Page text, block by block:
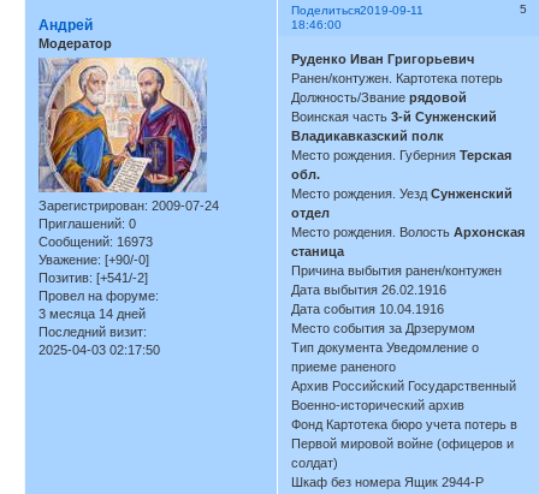
Поделиться 5
2019-09-11
18:46:00
Андрей
Модератор
Зарегистрирован: 2009-07-24
Приглашений: 0
Сообщений: 16973
Уважение: [+90/-0]
Позитив: [+541/-2]
Провел на форуме:
3 месяца 14 дней
Последний визит:
2025-04-03 02:17:50
Руденко Иван Григорьевич
Ранен/контужен. Картотека потерь
Должность/Званиерядовой
Воинская часть3-й Сунженский
Владикавказский полк
Место рождения. ГубернияТерская
обл.
Место рождения. УездСунженский
отдел
Место рождения. ВолостьАрхонская
станица
Причина выбытия ранен/контужен
Дата выбытия 26.02.1916
Дата события 10.04.1916
Место события за Дрзерумом
Тип документа Уведомление о
приеме раненого
Архив Российский Государственный
Военно-исторический архив
Фонд Картотека бюро учета потерь в
Первой мировой войне (офицеров и
солдат)
Шкаф без номера Ящик 2944-Р